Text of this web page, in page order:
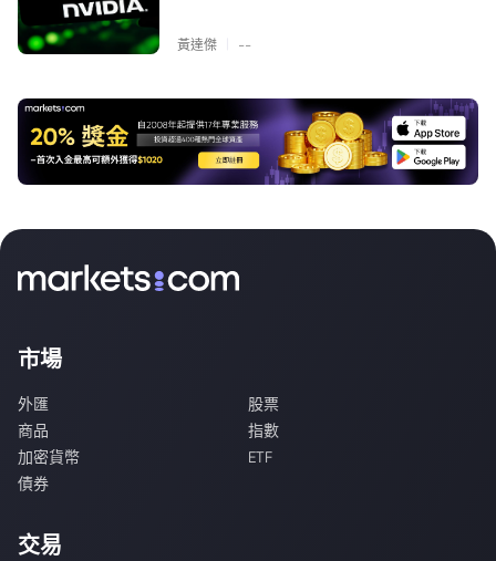
黃達傑 --
市場
外匯
股票
商品
指數
加密貨幣
ETF
債券
交易